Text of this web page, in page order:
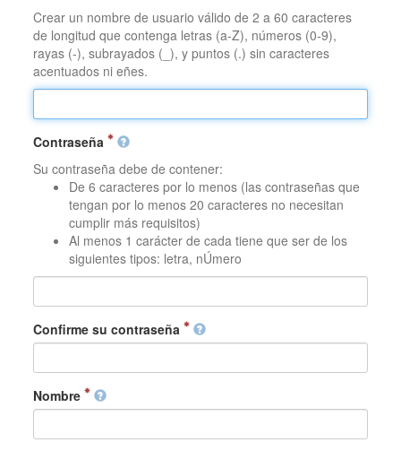
Crear un nombre de usuario válido de 2 a 60 caracteres
de longitud que contenga letras (a-Z), números (0-9),
rayas (-), subrayados (_), y puntos (.) sin caracteres
acentuados ni eñes.
Contraseña
Su contraseña debe de contener:
De 6 caracteres por lo menos (las contraseñas que
tengan por lo menos 20 caracteres no necesitan
cumplir más requisitos)
Al menos 1 carácter de cada tiene que ser de los
siguientes tipos: letra, nÚmero
Confirme su contraseña
Nombre